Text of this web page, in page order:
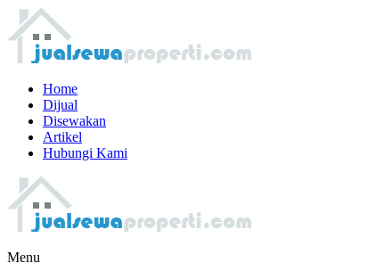
Home
Dijual
Disewakan
Artikel
Hubungi Kami
Menu